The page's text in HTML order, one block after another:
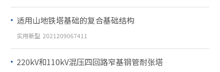
适用山地铁塔基础的复合基础结构
实用新型 2021209067411
220kV和110kV混压四回路窄基钢管耐张塔